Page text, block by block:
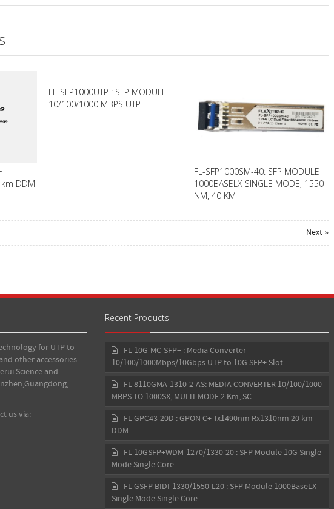
DDM
FL-SFP1000UTP : SFP MODULE
10/100/1000 MBPS UTP
FL-SFP1000SM-40: SFP MODULE
1000BASELX SINGLE MODE, 1550
NM, 40 KM
Next »
for UTP to
other accessories
Science and
us via:
Recent Products
FL-10G-MC-SFP+ : Media Converter
10/100/1000Mbps/10Gbps UTP to 10G SFP+ Slot
FL-8110GMA-1310-2-AS: MEDIA CONVERTER 10/100/1000
MBPS TO 1000SX, MULTI-MODE 2 Km, SC
FL-GPC43-20D : GPON C+ Tx1490nm Rx1310nm 20 km
DDM
FL-10GSFP+WDM-1270/1330-20 : SFP Module 10G Single
Mode Single Core
FL-GSFP-BIDI-1330/1550-L20 : SFP Module 1000BaseLX
Single Mode Single Core